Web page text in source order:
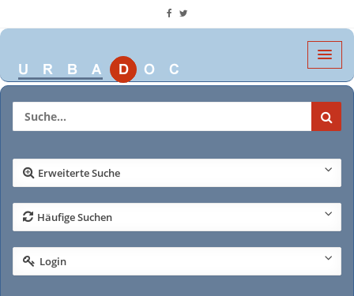
Erweiterte Suche
Häufige Suchen
Login